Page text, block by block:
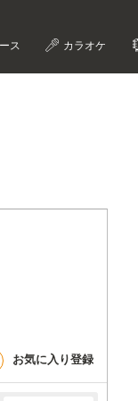
ス カラオケ
お気に入り登録